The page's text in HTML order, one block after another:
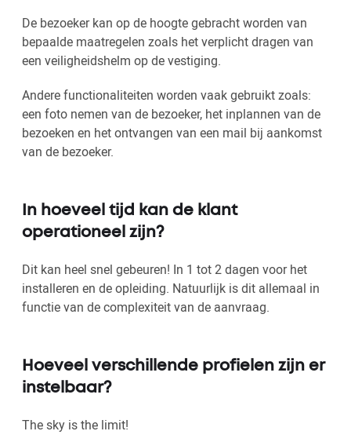
De bezoeker kan op de hoogte gebracht worden van
bepaalde maatregelen zoals het verplicht dragen van
een veiligheidshelm op de vestiging.
Andere functionaliteiten worden vaak gebruikt zoals:
een foto nemen van de bezoeker, het inplannen van de
bezoeken en het ontvangen van een mail bij aankomst
van de bezoeker.
In hoeveel tijd kan de klant
operationeel zijn?
Dit kan heel snel gebeuren! In 1 tot 2 dagen voor het
installeren en de opleiding. Natuurlijk is dit allemaal in
functie van de complexiteit van de aanvraag.
Hoeveel verschillende profielen zijn er
instelbaar?
The sky is the limit!